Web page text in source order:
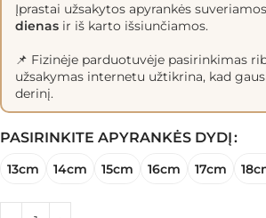
Įprastai užsakytos apyrankės
dienas ir iš karto išsiunčiamos.
📌 Fizinėje parduotuvėje pasirinkimas
užsakymas internetu užtikrina, kad
derinį.
PASIRINKITE APYRANKĖS DYDĮ
13cm 14cm 15cm 16cm 17cm